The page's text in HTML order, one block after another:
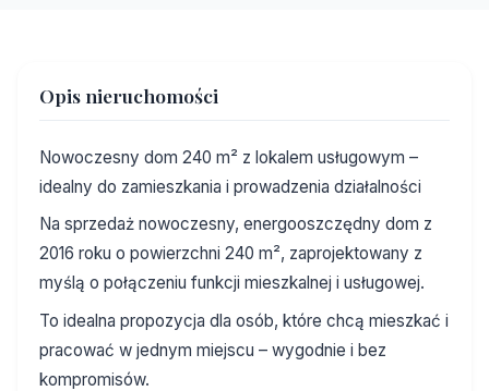
Opis nieruchomości
Nowoczesny dom 240 m² z lokalem usługowym –
idealny do zamieszkania i prowadzenia działalności
Na sprzedaż nowoczesny, energooszczędny dom z
2016 roku o powierzchni 240 m², zaprojektowany z
myślą o połączeniu funkcji mieszkalnej i usługowej.
To idealna propozycja dla osób, które chcą mieszkać i
pracować w jednym miejscu – wygodnie i bez
kompromisów.